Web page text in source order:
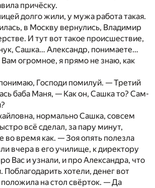
причёску.
долго жили, у мужа работа такая.
в Москву вернулись, Владимир
И тут вот такое происшествие,
Сашка… Александр, понимаете…
огромное, я прямо не знаю, как
Господи помилуй. — Третий
баба Маня, — Как он, Сашка то? Сам-
нормально Сашка, совсем
всё сделал, за пару минут,
во время как. — Зоя опять полезла
вчера в его училище, к директору
Вас и узнали, и про Александра, что
Поблагодарить хотели, денег вот
на стол свёрток. — Да